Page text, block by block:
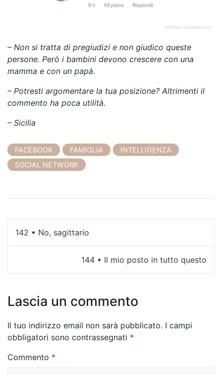
– Non si tratta di pregiudizi e non giudico queste
persone. Però i bambini devono crescere con una
mamma e con un papà.
– Potresti argomentare la tua posizione? Altrimenti il
commento ha poca utilità.
– Sicilia
FACEBOOK FAMIGLIA
INTELLIGENZA
SOCIAL NETWORK
N
a
g
a
z
i
142 • No, sagittario
144 • Il mio posto in tutto questo
Lascia un commento
Il tuo indirizzo email non sarà pubblicato. I campi
obbligatori sono contrassegnati *
Commento *